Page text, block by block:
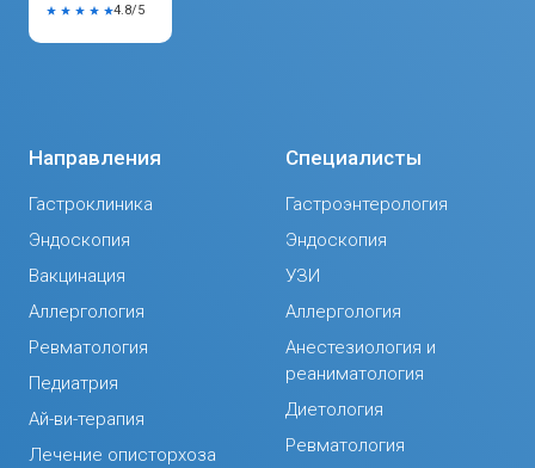
Направления
Гастроклиника
Эндоскопия
Вакцинация
Аллергология
Ревматология
Педиатрия
Ай-ви-терапия
Лечение описторхоза
Специалисты
Гастроэнтерология
Эндоскопия
УЗИ
Аллергология
Анестезиология и
реаниматология
Диетология
Ревматология
4.8/5